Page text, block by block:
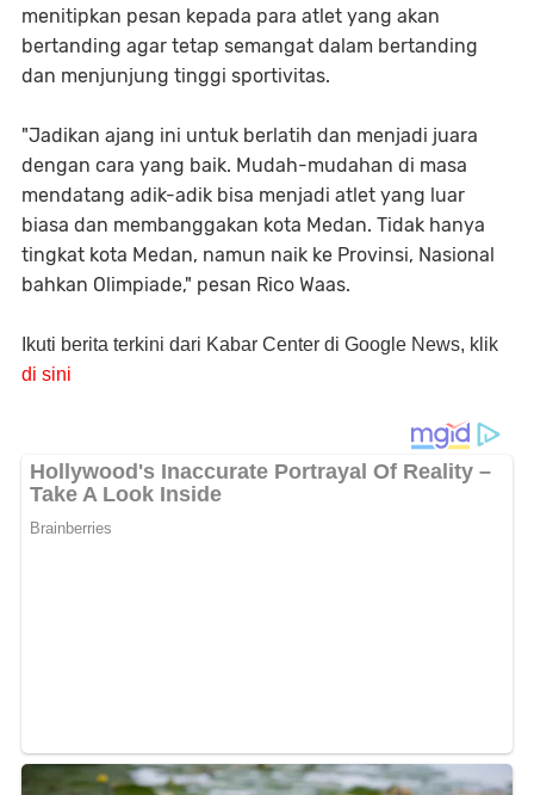
menitipkan pesan kepada para atlet yang akan
bertanding agar tetap semangat dalam bertanding
dan menjunjung tinggi sportivitas.
"Jadikan ajang ini untuk berlatih dan menjadi juara
dengan cara yang baik. Mudah-mudahan di masa
mendatang adik-adik bisa menjadi atlet yang luar
biasa dan membanggakan kota Medan. Tidak hanya
tingkat kota Medan, namun naik ke Provinsi, Nasional
bahkan Olimpiade," pesan Rico Waas.
Ikuti berita terkini dari Kabar Center di Google News, klik
di sini